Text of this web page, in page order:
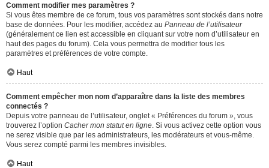
Comment modifier mes paramètres ?
Si vous êtes membre de ce forum, tous vos paramètres sont stockés dans notre
base de données. Pour les modifier, accédez au Panneau de l’utilisateur
(généralement ce lien est accessible en cliquant sur votre nom d’utilisateur en
haut des pages du forum). Cela vous permettra de modifier tous les
paramètres et préférences de votre compte.
Haut
Comment empêcher mon nom d’apparaître dans la liste des membres
connectés ?
Depuis votre panneau de l’utilisateur, onglet « Préférences du forum », vous
trouverez l’option Cacher mon statut en ligne . Si vous activez cette option vous
ne serez visible que par les administrateurs, les modérateurs et vous-même.
Vous serez compté parmi les membres invisibles.
Haut